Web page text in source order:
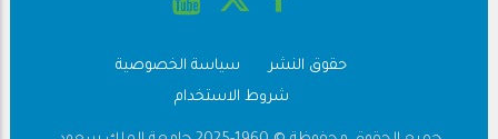
حقوق النشر
سياسة الخصوصية
شروط الاستخدام